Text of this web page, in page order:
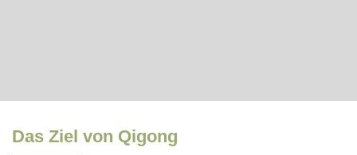
Das Ziel von Qigong